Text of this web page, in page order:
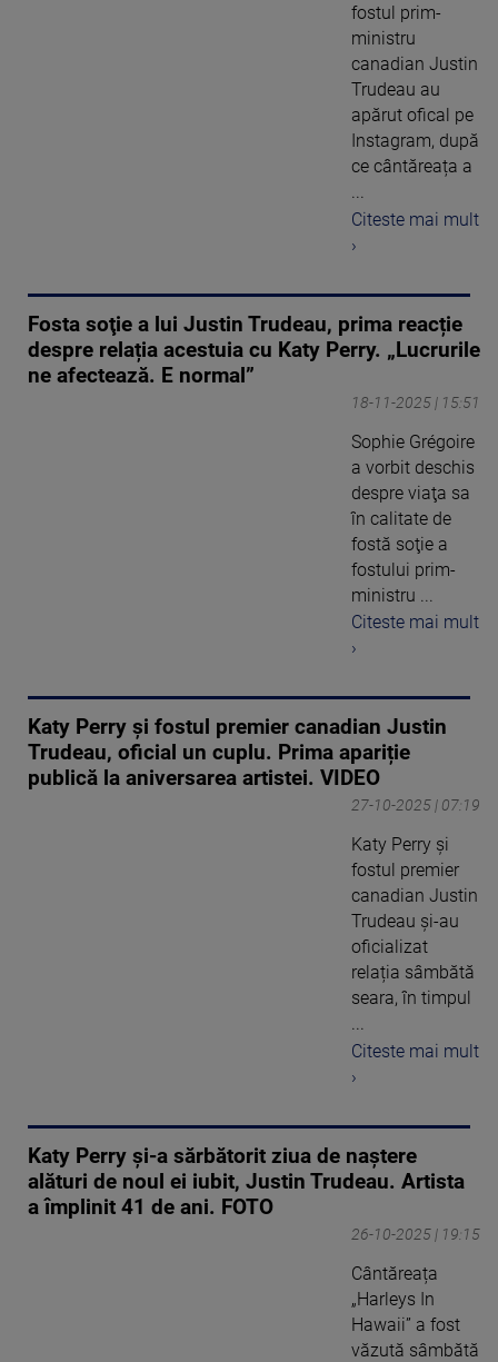
fostul prim-
ministru
canadian Justin
Trudeau au
apărut ofical pe
Instagram, după
ce cântăreața a
...
Citeste mai mult
›
Fosta soţie a lui Justin Trudeau, prima reacție
despre relația acestuia cu Katy Perry. „Lucrurile
ne afectează. E normal”
18-11-2025 | 15:51
Sophie Grégoire
a vorbit deschis
despre viaţa sa
în calitate de
fostă soţie a
fostului prim-
ministru ...
Citeste mai mult
›
Katy Perry și fostul premier canadian Justin
Trudeau, oficial un cuplu. Prima apariție
publică la aniversarea artistei. VIDEO
27-10-2025 | 07:19
Katy Perry și
fostul premier
canadian Justin
Trudeau și-au
oficializat
relația sâmbătă
seara, în timpul
...
Citeste mai mult
›
Katy Perry și-a sărbătorit ziua de naștere
alături de noul ei iubit, Justin Trudeau. Artista
a împlinit 41 de ani. FOTO
26-10-2025 | 19:15
Cântăreața
„Harleys In
Hawaii” a fost
văzută sâmbătă